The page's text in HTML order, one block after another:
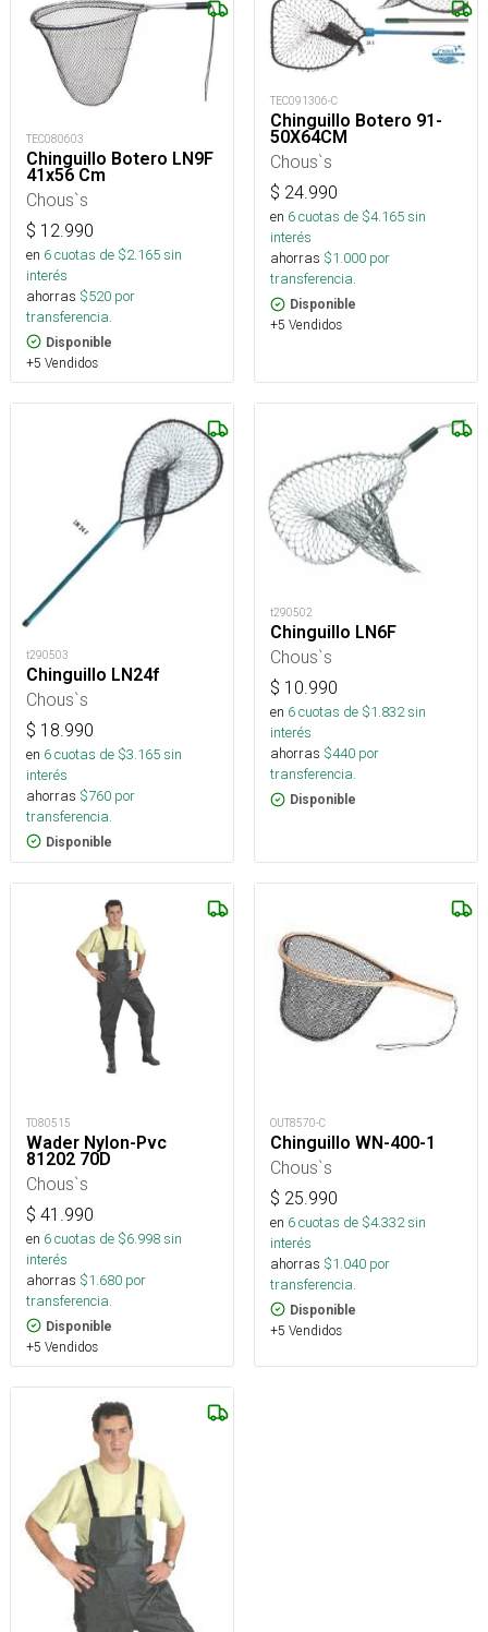
TEC080603
Chinguillo Botero LN9F
41x56 Cm
Chous`s
$ 12.990
en 6cuotas de $2.165sin
interés
ahorras $520 por
transferencia.
Disponible
+5 Vendidos
TEC091306-C
Chinguillo Botero 91-
50X64CM
Chous`s
$ 24.990
en 6cuotas de $4.165sin
interés
ahorras $1.000 por
transferencia.
Disponible
+5 Vendidos
t290503
Chinguillo LN24f
Chous`s
$ 18.990
en 6cuotas de $3.165sin
interés
ahorras $760 por
transferencia.
Disponible
t290502
Chinguillo LN6F
Chous`s
$ 10.990
en 6cuotas de $1.832sin
interés
ahorras $440 por
transferencia.
Disponible
T080515
Wader Nylon-Pvc
81202 70D
Chous`s
$ 41.990
en 6cuotas de $6.998sin
interés
ahorras $1.680 por
transferencia.
Disponible
+5 Vendidos
OUT8570-C
Chinguillo WN-400-1
Chous`s
$ 25.990
en 6cuotas de $4.332sin
interés
ahorras $1.040 por
transferencia.
Disponible
+5 Vendidos